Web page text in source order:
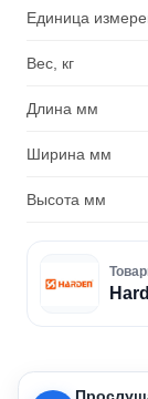
Единица
Вес, кг
Длина мм
Ширина мм
Высота мм